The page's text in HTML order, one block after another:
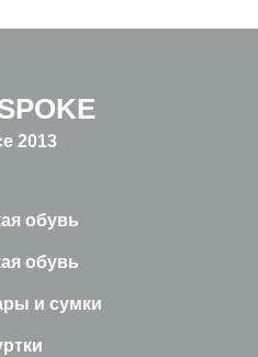
2013
обувь
обувь
и сумки